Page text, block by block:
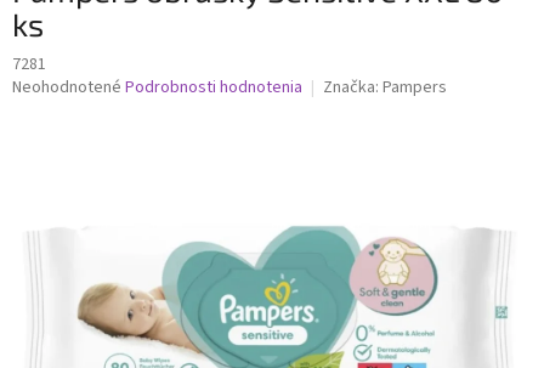
ks
7281
Priemerné
Neohodnotené Podrobnosti hodnotenia Značka: Pampers